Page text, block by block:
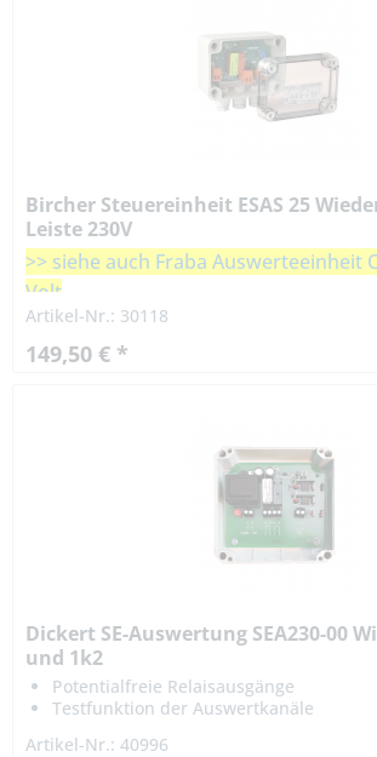
Bircher Steuereinheit ESAS 25
Leiste 230V
>> siehe auch Fraba Auswerteeinheit
Volt
Artikel-Nr.: 30118
149,50 € *
Dickert SE-Auswertung SEA230-00
und 1k2
Potentialfreie Relaisausgänge
Testfunktion der Auswertkanäle
Artikel-Nr.: 40996